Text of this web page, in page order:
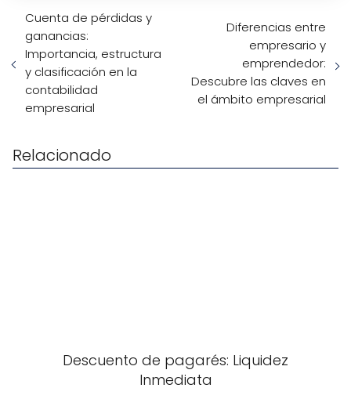
Cuenta de pérdidas y
ganancias:
Importancia, estructura
y clasificación en la
contabilidad
empresarial
Diferencias entre
empresario y
emprendedor:
Descubre las claves en
el ámbito empresarial
Relacionado
Descuento de pagarés: Liquidez
Inmediata